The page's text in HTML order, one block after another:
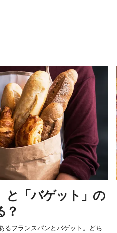
と「バゲット」の
？
るフランスパンとバゲット。どち